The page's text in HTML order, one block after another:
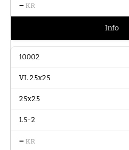
– KR
Info
10002
VL 25x25
25x25
1.5-2
– KR